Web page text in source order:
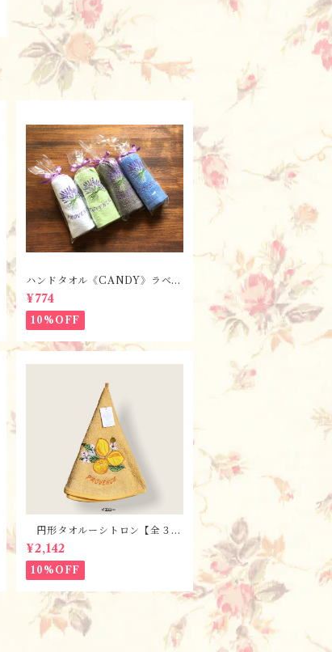
ハンドタオル《CANDY》ラベン
ダー【全7色】 / フランスTiss
sus-Toselli社 フランスのお土
産／プロヴァンス
¥774
10%OFF
円形タオルーシトロン【全３
色】 / フランスTisssus-Tos
elli社 フランスのお土産
¥2,142
10%OFF